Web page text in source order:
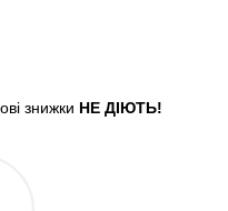
знижки НЕ ДІЮТЬ!